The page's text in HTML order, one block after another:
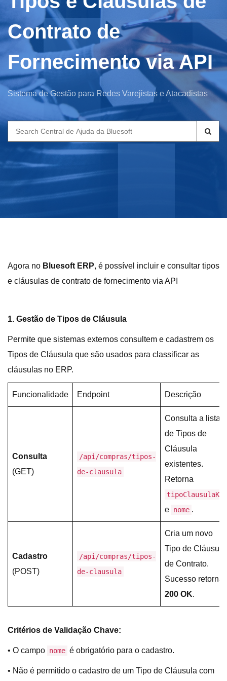
Contrato de
Fornecimento via API
Sistema de Gestão para Redes Varejistas e Atacadistas
Search
for:
Agora no Bluesoft ERP, é possível incluir e consultar tipos
e cláusulas de contrato de fornecimento via API
1. Gestão de Tipos de Cláusula
Permite que sistemas externos consultem e cadastrem os
Tipos de Cláusula que são usados para classificar as
cláusulas no ERP.
Funcionalidade Endpoint Descrição
Consulta
(GET)
/api/compras/tipos-
de-clausula
Consulta a lista
de Tipos de
Cláusula
existentes.
Retorna
tipoClausulaKey
e nome .
Cadastro
(POST)
/api/compras/tipos-
de-clausula
Cria um novo
Tipo de Cláusula
de Contrato.
Sucesso retorna
200 OK.
Critérios de Validação Chave:
• O campo nome é obrigatório para o cadastro.
• Não é permitido o cadastro de um Tipo de Cláusula com